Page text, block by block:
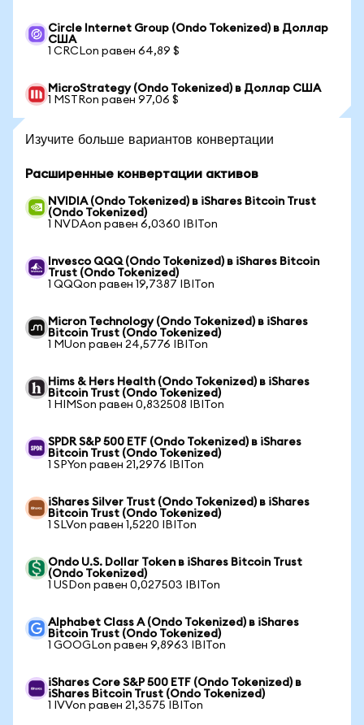
Circle Internet Group (Ondo Tokenized) в Доллар
США
1 CRCLon равен 64,89 $
MicroStrategy (Ondo Tokenized) в Доллар США
1 MSTRon равен 97,06 $
Изучите больше вариантов конвертации
Расширенные конвертации активов
NVIDIA (Ondo Tokenized) в iShares Bitcoin Trust
(Ondo Tokenized)
1 NVDAon равен 6,0360 IBITon
Invesco QQQ (Ondo Tokenized) в iShares Bitcoin
Trust (Ondo Tokenized)
1 QQQon равен 19,7387 IBITon
Micron Technology (Ondo Tokenized) в iShares
Bitcoin Trust (Ondo Tokenized)
1 MUon равен 24,5776 IBITon
Hims & Hers Health (Ondo Tokenized) в iShares
Bitcoin Trust (Ondo Tokenized)
1 HIMSon равен 0,832508 IBITon
SPDR S&P 500 ETF (Ondo Tokenized) в iShares
Bitcoin Trust (Ondo Tokenized)
1 SPYon равен 21,2976 IBITon
iShares Silver Trust (Ondo Tokenized) в iShares
Bitcoin Trust (Ondo Tokenized)
1 SLVon равен 1,5220 IBITon
Ondo U.S. Dollar Token в iShares Bitcoin Trust
(Ondo Tokenized)
1 USDon равен 0,027503 IBITon
Alphabet Class A (Ondo Tokenized) в iShares
Bitcoin Trust (Ondo Tokenized)
1 GOOGLon равен 9,8963 IBITon
iShares Core S&P 500 ETF (Ondo Tokenized) в
iShares Bitcoin Trust (Ondo Tokenized)
1 IVVon равен 21,3575 IBITon